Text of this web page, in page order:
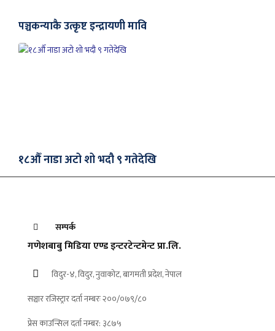
पञ्चकन्याकै उत्कृष्ट इन्द्रायणी मावि
१८औँ नाडा अटो शो भदौ ९ गतेदेखि
सम्पर्क
गणेशबाबु मिडिया एण्ड इन्टरटेन्टमेन्ट प्रा.लि.
विदुर-४, विदुर, नुवाकोट, बागमती प्रदेश, नेपाल
सञ्चार रजिस्ट्रार दर्ता नम्बरः २००/०७९/८०
प्रेस काउन्सिल दर्ता नम्बर: ३८७५